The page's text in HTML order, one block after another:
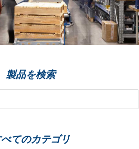
製品を検索
べてのカテゴリ